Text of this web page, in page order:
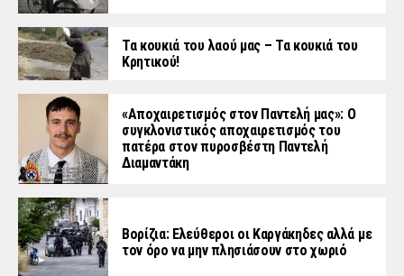
Τα κουκιά του λαού μας – Τα κουκιά του
Κρητικού!
«Aποχαιρετισμός στον Παντελή μας»: Ο
συγκλονιστικός αποχαιρετισμός του
πατέρα στον πυροσβέστη Παντελή
Διαμαντάκη
Βορίζια: Ελεύθεροι οι Καργάκηδες αλλά με
τον όρο να μην πλησιάσουν στο χωριό